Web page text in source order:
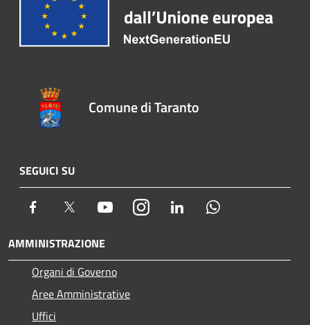
Comune di Taranto
SEGUICI SU
Facebook Twitter YoutubeInstagram LinkedIn
AMMINISTRAZIONE
Organi di Governo
Aree Amministrative
Uffici